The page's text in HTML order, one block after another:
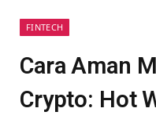
FINTECH
Cara Aman
Crypto: Hot